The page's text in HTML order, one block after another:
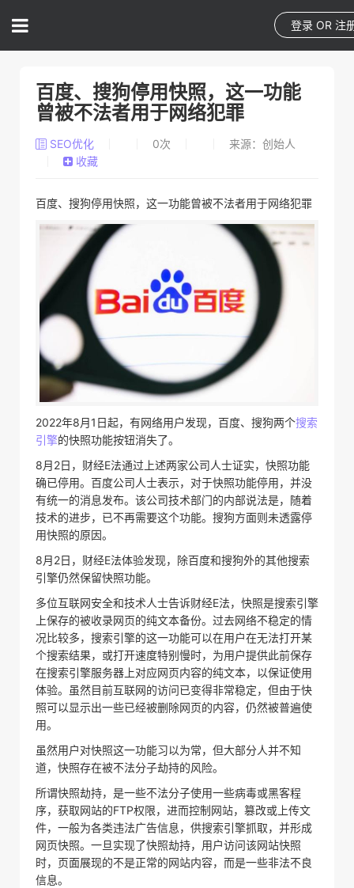
登录 OR 注
百度、搜狗停用快照，这一功能
曾被不法者用于网络犯罪
SEO优化 0次
来源：创始人
收藏
百度、搜狗停用快照，这一功能曾被不法者用于网络犯罪
2022年8月1日起，有网络用户发现，百度、搜狗两个搜索
引擎的快照功能按钮消失了。
8月2日，财经E法通过上述两家公司人士证实，快照功能
确已停用。百度公司人士表示，对于快照功能停用，并没
有统一的消息发布。该公司技术部门的内部说法是，随着
技术的进步，已不再需要这个功能。搜狗方面则未透露停
用快照的原因。
8月2日，财经E法体验发现，除百度和搜狗外的其他搜索
引擎仍然保留快照功能。
多位互联网安全和技术人士告诉财经E法，快照是搜索引擎
上保存的被收录网页的纯文本备份。过去网络不稳定的情
况比较多，搜索引擎的这一功能可以在用户在无法打开某
个搜索结果，或打开速度特别慢时，为用户提供此前保存
在搜索引擎服务器上对应网页内容的纯文本，以保证使用
体验。虽然目前互联网的访问已变得非常稳定，但由于快
照可以显示出一些已经被删除网页的内容，仍然被普遍使
用。
虽然用户对快照这一功能习以为常，但大部分人并不知
道，快照存在被不法分子劫持的风险。
所谓快照劫持，是一些不法分子使用一些病毒或黑客程
序，获取网站的FTP权限，进而控制网站，篡改或上传文
件，一般为各类违法广告信息，供搜索引擎抓取，并形成
网页快照。一旦实现了快照劫持，用户访问该网站快照
时，页面展现的不是正常的网站内容，而是一些非法不良
信息。